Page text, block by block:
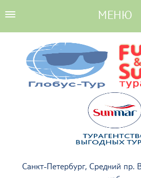
Санкт-Петербург, Средний пр.